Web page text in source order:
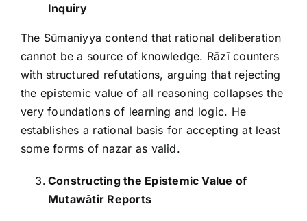
Inquiry
The Sūmaniyya contend that rational deliberation
cannot be a source of knowledge. Rāzī counters
with structured refutations, arguing that rejecting
the epistemic value of all reasoning collapses the
very foundations of learning and logic. He
establishes a rational basis for accepting at least
some forms of nazar as valid.
Constructing the Epistemic Value of
Mutawātir Reports